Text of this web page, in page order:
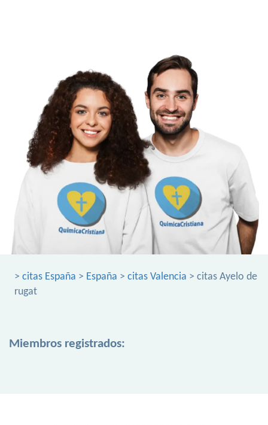
> citas España > España > citas Valencia > citas Ayelo de
rugat
Miembros registrados: